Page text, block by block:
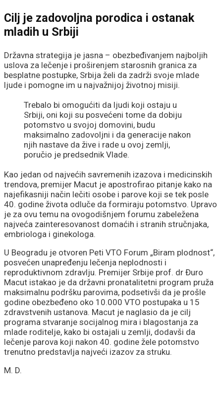
Cilj je zadovoljna porodica i ostanak
mladih u Srbiji
Državna strategija je jasna – obezbeđivanjem najboljih
uslova za lečenje i proširenjem starosnih granica za
besplatne postupke, Srbija želi da zadrži svoje mlade
ljude i pomogne im u najvažnijoj životnoj misiji.
Trebalo bi omogućiti da ljudi koji ostaju u
Srbiji, oni koji su posvećeni tome da dobiju
potomstvo u svojoj domovini, budu
maksimalno zadovoljni i da generacije nakon
njih nastave da žive i rade u ovoj zemlji,
poručio je predsednik Vlade.
Kao jedan od najvećih savremenih izazova i medicinskih
trendova, premijer Macut je apostrofirao pitanje kako na
najefikasniji način lečiti osobe i parove koji se tek posle
40. godine života odluče da formiraju potomstvo. Upravo
je za ovu temu na ovogodišnjem forumu zabeležena
najveća zainteresovanost domaćih i stranih stručnjaka,
embriologa i ginekologa.
U Beogradu je otvoren Peti VTO Forum „Biram plodnost“,
posvećen unapređenju lečenja neplodnosti i
reproduktivnom zdravlju. Premijer Srbije prof. dr Đuro
Macut istakao je da državni pronatalitetni program pruža
maksimalnu podršku parovima, podsetivši da je prošle
godine obezbeđeno oko 10.000 VTO postupaka u 15
zdravstvenih ustanova. Macut je naglasio da je cilj
programa stvaranje socijalnog mira i blagostanja za
mlade roditelje, kako bi ostajali u zemlji, dodavši da
lečenje parova koji nakon 40. godine žele potomstvo
trenutno predstavlja najveći izazov za struku.
M. D.